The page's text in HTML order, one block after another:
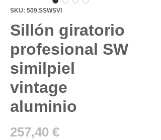
SKU: 509.SSWSVI
Sillón giratorio
profesional SW
similpiel
vintage
aluminio
257,40 €Precio